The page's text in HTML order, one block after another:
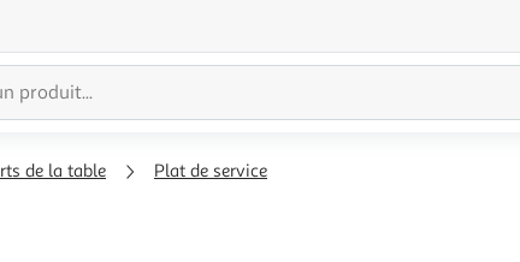
de la table Plat de service